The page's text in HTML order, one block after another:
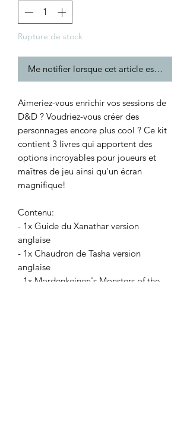
Rupture de stock
Me notifier lorsque cet article est
Aimeriez-vous enrichir vos sessions de
D&D ? Voudriez-vous créer des
personnages encore plus cool ? Ce kit
contient 3 livres qui apportent des
options incroyables pour joueurs et
maîtres de jeu ainsi qu'un écran
magnifique!
Contenu:
- 1x Guide du Xanathar version
anglaise
- 1x Chaudron de Tasha version
anglaise
- 1x Mordenkeinen's Monsters of the